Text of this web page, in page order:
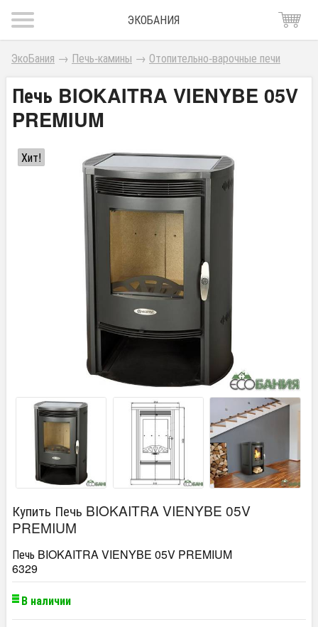
ЭКОБАНИЯ
ЭкоБания → Печь-камины → Отопительно-варочные печи
Печь BIOKAITRA VIENYBE 05V
PREMIUM
Хит!
Купить Печь BIOKAITRA VIENYBE 05V
PREMIUM
Печь BIOKAITRA VIENYBE 05V PREMIUM
6329
В наличии